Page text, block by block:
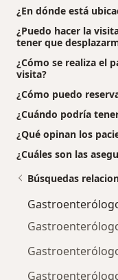
¿En dónde está
¿Puedo hacer la
tener que
¿Cómo se realiza el
visita?
¿Cómo puedo
¿Cuándo podría
¿Qué opinan los
¿Cuáles son las
Búsquedas